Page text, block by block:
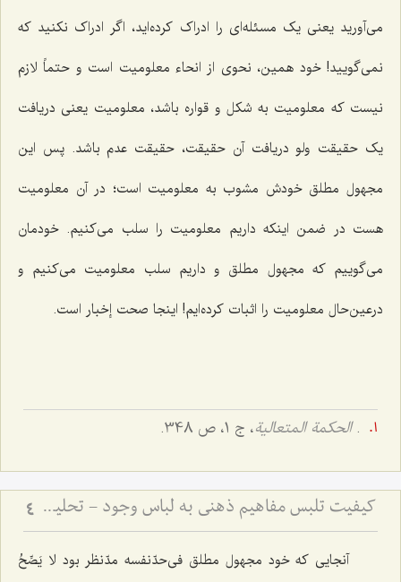
می‌آورید یعنی یک مسئله‌ای را ادراک کرده‌اید، اگر ادراک نکنید که
نمی‌گویید! خود همین، نحوی از انحاء معلومیت است و حتماً لازم
نیست که معلومیت به شکل و قواره باشد، معلومیت یعنی دریافت
یک حقیقت ولو دریافت آن حقیقت، حقیقت عدم باشد. پس این
مجهول مطلق خودش مشوب به معلومیت است؛ در آن معلومیت
هست در ضمن اینکه داریم معلومیت را سلب می‌کنیم. خودمان
می‌گوییم که مجهول مطلق و داریم سلب معلومیت می‌کنیم و
درعین‌حال معلومیت را اثبات کرده‌ایم! اینجا صحت إخبار است.
.الحکمة المتعالیة، ج 1، ص 348.
کیفیت تلبس مفاهیم ذهنی به لباس وجود - تحلیل نسبت میان مفاهیم اعتباری و حقیقت وجود در ذهن 4
آنجایی که خود مجهول مطلق فی‌حدّنفسه مدّنظر بود لا یَصِّحُ